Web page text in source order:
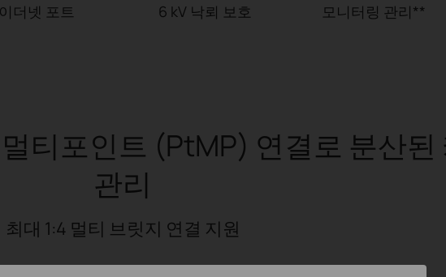
이더넷 포트
6 kV 낙뢰 보호
모니터링 관리**
티포인트 (PtMP) 연결로 분산된
관리
최대 1:4 멀티 브릿지 연결 지원